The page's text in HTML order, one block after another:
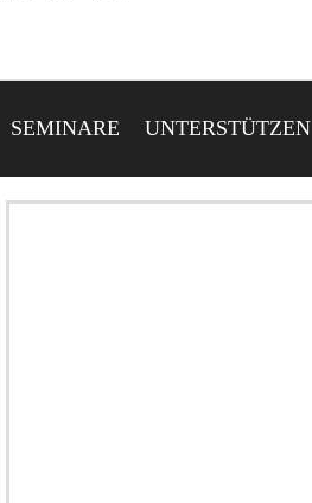
SEMINARE UNTERSTÜTZEN